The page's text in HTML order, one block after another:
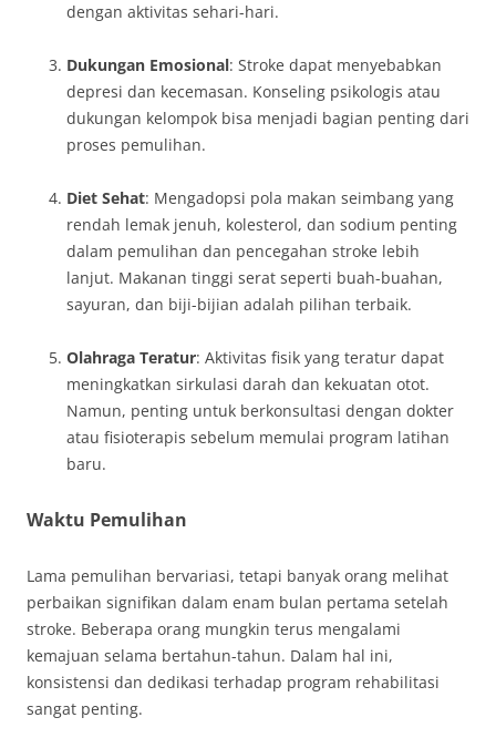
dengan aktivitas sehari-hari.
Dukungan Emosional: Stroke dapat menyebabkan
depresi dan kecemasan. Konseling psikologis atau
dukungan kelompok bisa menjadi bagian penting dari
proses pemulihan.
Diet Sehat: Mengadopsi pola makan seimbang yang
rendah lemak jenuh, kolesterol, dan sodium penting
dalam pemulihan dan pencegahan stroke lebih
lanjut. Makanan tinggi serat seperti buah-buahan,
sayuran, dan biji-bijian adalah pilihan terbaik.
Olahraga Teratur: Aktivitas fisik yang teratur dapat
meningkatkan sirkulasi darah dan kekuatan otot.
Namun, penting untuk berkonsultasi dengan dokter
atau fisioterapis sebelum memulai program latihan
baru.
Waktu Pemulihan
Lama pemulihan bervariasi, tetapi banyak orang melihat
perbaikan signifikan dalam enam bulan pertama setelah
stroke. Beberapa orang mungkin terus mengalami
kemajuan selama bertahun-tahun. Dalam hal ini,
konsistensi dan dedikasi terhadap program rehabilitasi
sangat penting.